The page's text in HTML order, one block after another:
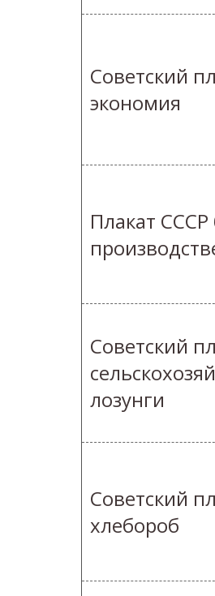
Советский
экономия
Плакат СССР
Советский
лозунги
Советский
хлебороб